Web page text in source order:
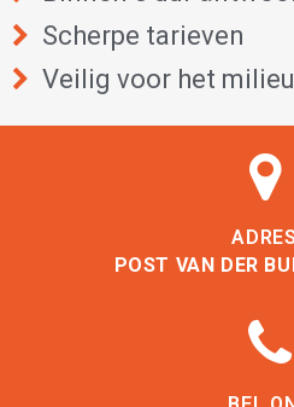
Scherpe tarieven
Veilig voor het milieu
ADRES
POST VAN DER